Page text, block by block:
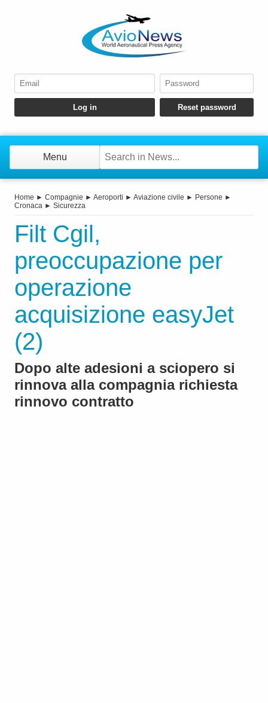
Menu
Home ► Compagnie ► Aeroporti ► Aviazione civile ► Persone ►
Cronaca ► Sicurezza
Filt Cgil,
preoccupazione per
operazione
acquisizione easyJet
(2)
Dopo alte adesioni a sciopero si
rinnova alla compagnia richiesta
rinnovo contratto